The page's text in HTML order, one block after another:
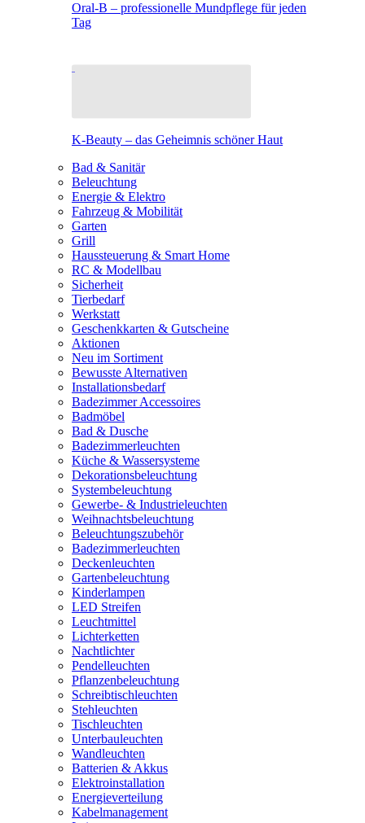
Oral-B – professionelle Mundpflege für jeden
Tag
K-Beauty – das Geheimnis schöner Haut
Bad & Sanitär
Beleuchtung
Energie & Elektro
Fahrzeug & Mobilität
Garten
Grill
Haussteuerung & Smart Home
RC & Modellbau
Sicherheit
Tierbedarf
Werkstatt
Geschenkkarten & Gutscheine
Aktionen
Neu im Sortiment
Bewusste Alternativen
Installationsbedarf
Badezimmer Accessoires
Badmöbel
Bad & Dusche
Badezimmerleuchten
Küche & Wassersysteme
Dekorationsbeleuchtung
Systembeleuchtung
Gewerbe- & Industrieleuchten
Weihnachtsbeleuchtung
Beleuchtungszubehör
Badezimmerleuchten
Deckenleuchten
Gartenbeleuchtung
Kinderlampen
LED Streifen
Leuchtmittel
Lichterketten
Nachtlichter
Pendelleuchten
Pflanzenbeleuchtung
Schreibtischleuchten
Stehleuchten
Tischleuchten
Unterbauleuchten
Wandleuchten
Batterien & Akkus
Elektroinstallation
Energieverteilung
Kabelmanagement